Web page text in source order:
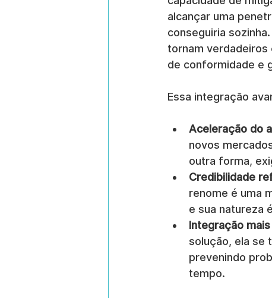
alcançar uma
conseguiria
tornam verdadeiros
de conformidade e
Essa integração
Aceleração do
novos
outra forma,
Credibilidade
renome é uma
e sua natureza
Integração
solução, ela se
prevenindo
tempo.